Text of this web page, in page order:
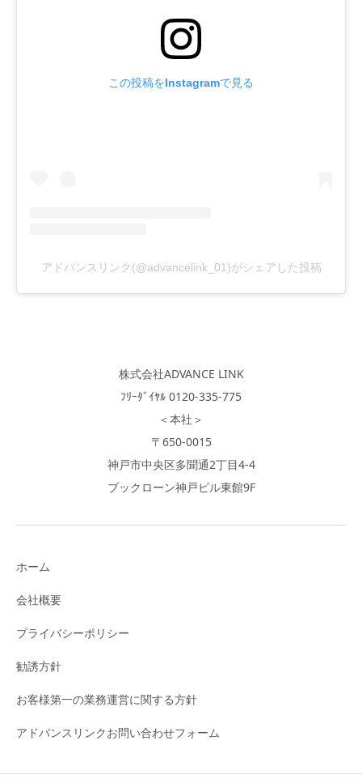
この投稿をInstagramで見る
アドバンスリンク(@advancelink_01)がシェアした投稿
株式会社ADVANCE LINK
ﾌﾘｰﾀﾞｲﾔﾙ 0120-335-775
＜本社＞
〒650-0015
神戸市中央区多聞通2丁目4-4
ブックローン神戸ビル東館9F
ホーム
会社概要
プライバシーポリシー
勧誘方針
お客様第一の業務運営に関する方針
アドバンスリンクお問い合わせフォーム